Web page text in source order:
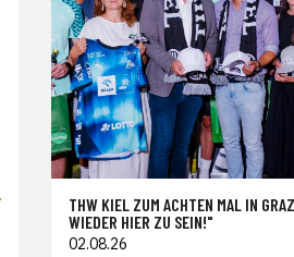
THW KIEL ZUM ACHTEN MAL IN
WIEDER HIER ZU SEIN!"
02.08.26